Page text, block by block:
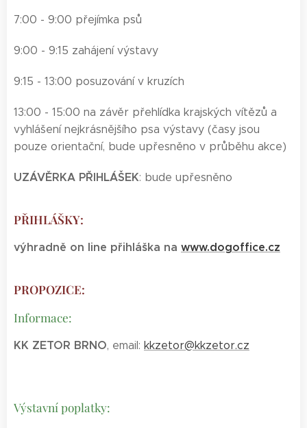
7:00 - 9:00 přejímka psů
9:00 - 9:15 zahájení výstavy
9:15 - 13:00 posuzování v kruzích
13:00 - 15:00 na závěr přehlídka krajských vítězů a
vyhlášení nejkrásnějšího psa výstavy (časy jsou
pouze orientační, bude upřesněno v průběhu akce)
UZÁVĚRKA PŘIHLÁŠEK: bude upřesněno
PŘIHLÁŠKY:
výhradně on line přihláška na www.dogoffice.cz
PROPOZICE:
Informace:
KK ZETOR BRNO, email: kkzetor@kkzetor.cz
Výstavní poplatky: